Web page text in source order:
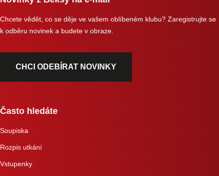
Chcete vědět, co se děje ve vašem oblíbeném klubu? Zaregistrujte se
k odběru novinek a budete v obraze.
CHCI ODEBÍRAT NOVINKY
Často hledáte
Soupiska
Rozpis utkání
Vstupenky